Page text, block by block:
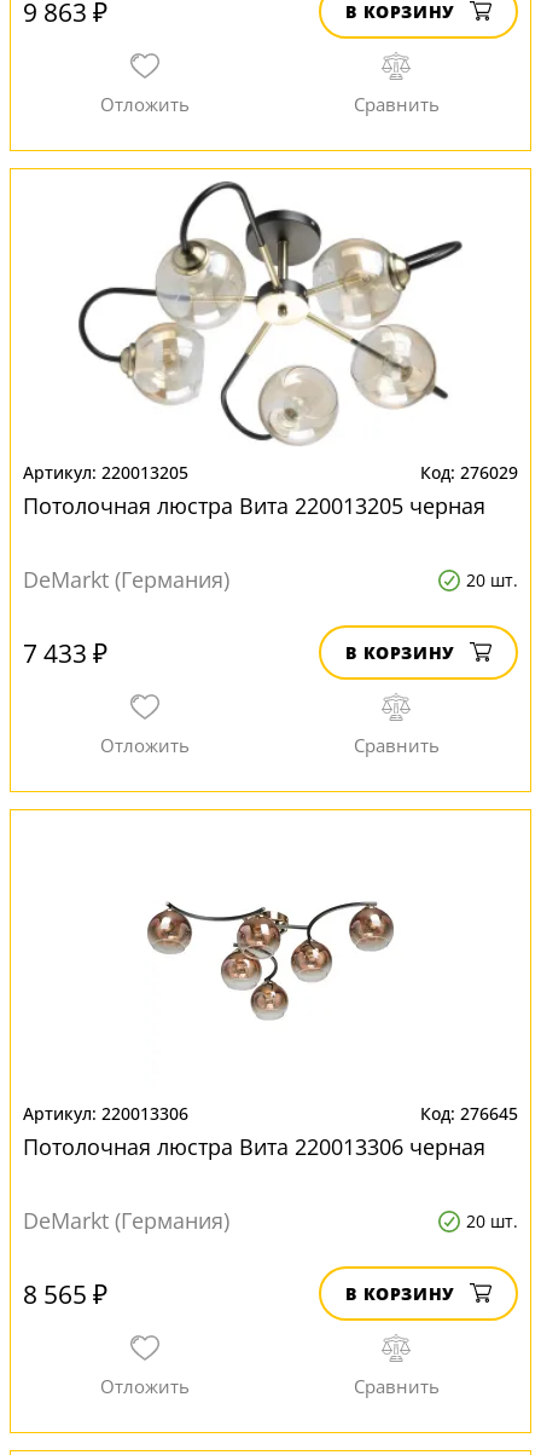
9 863 ₽ В КОРЗИНУ
220013205 276029
Потолочная люстра Вита 220013205 черная
DeMarkt (Германия) 20 шт.
7 433 ₽ В КОРЗИНУ
220013306 276645
Потолочная люстра Вита 220013306 черная
DeMarkt (Германия) 20 шт.
8 565 ₽ В КОРЗИНУ